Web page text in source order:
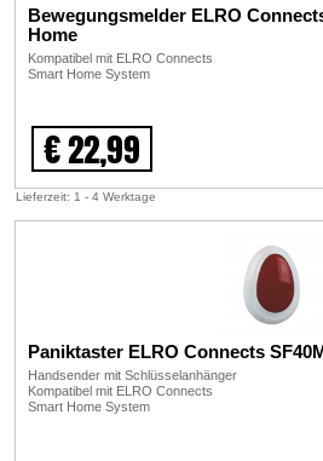
Bewegungsmelder ELRO
Home
Kompatibel mit ELRO Connects
Smart Home System
€ 22,99
Lieferzeit: 1 - 4 Werktage
Paniktaster ELRO Connects
Handsender mit Schlüsselanhänger
Kompatibel mit ELRO Connects
Smart Home System